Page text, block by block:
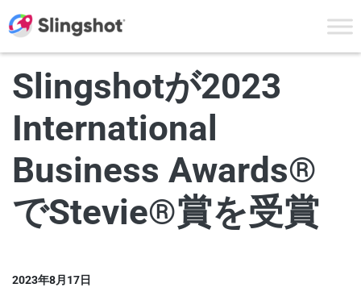
Slingshotが2023
International
Business Awards®
でStevie®賞を受賞
2023年8月17日